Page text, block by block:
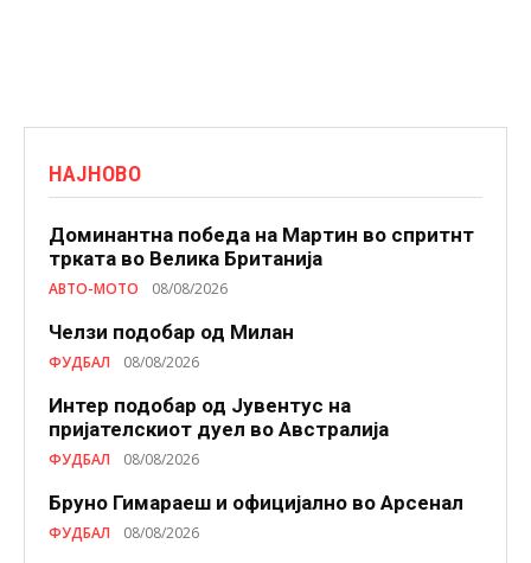
НАЈНОВО
Доминантна победа на Мартин во спритнт
трката во Велика Британија
АВТО-МОТО 08/08/2026
Челзи подобaр од Милан
ФУДБАЛ 08/08/2026
Интер подобар од Јувентус на
пријателскиот дуел во Австралија
ФУДБАЛ 08/08/2026
Бруно Гимараеш и официјално во Арсенал
ФУДБАЛ 08/08/2026